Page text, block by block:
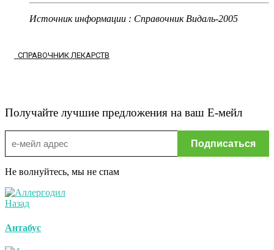
Источник информации : Справочник Видаль-2005
СПРАВОЧНИК ЛЕКАРСТВ
Получайте лучшие предложения на ваш Е-мейл
Не волнуйтесь, мы не спам
Назад
Антабус